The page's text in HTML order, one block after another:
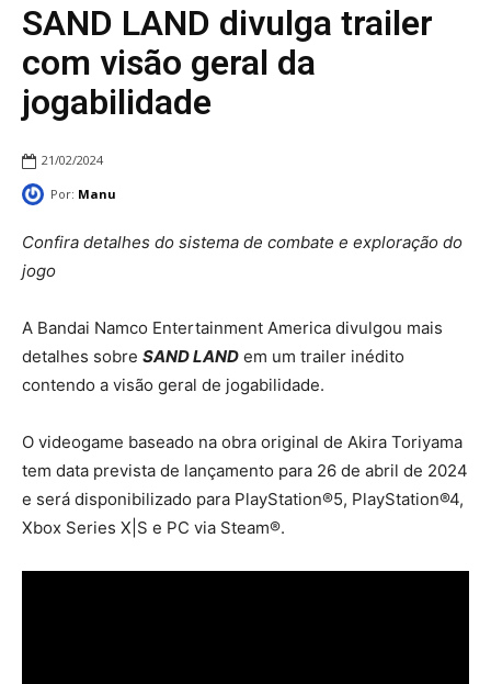
SAND LAND divulga trailer
com visão geral da
jogabilidade
21/02/2024
Por: Manu
Confira detalhes do sistema de combate e exploração do
jogo
A Bandai Namco Entertainment America divulgou mais
detalhes sobre SAND LAND em um trailer inédito
contendo a visão geral de jogabilidade.
O videogame baseado na obra original de Akira Toriyama
tem data prevista de lançamento para 26 de abril de 2024
e será disponibilizado para PlayStation®5, PlayStation®4,
Xbox Series X|S e PC via Steam®.